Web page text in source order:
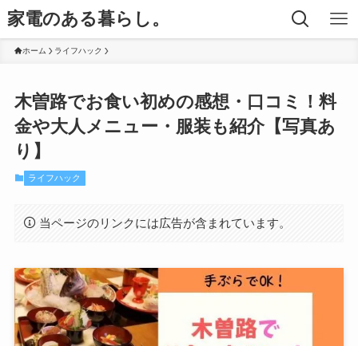
家電のある暮らし。
ホーム ライフハック
木曽路でお食い初めの感想・口コミ！料
金や大人メニュー・服装も紹介【写真あ
り】
ライフハック
当ページのリンクには広告が含まれています。